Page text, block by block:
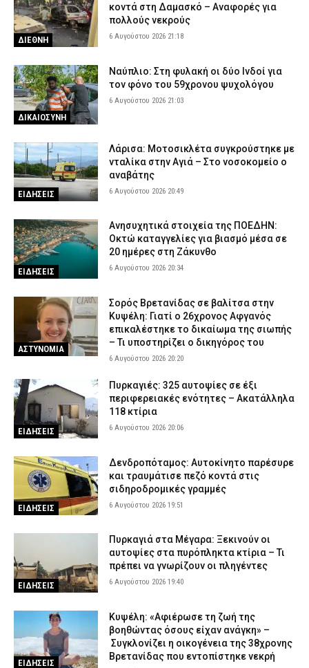
ΕΙΔΗΣΕΙΣ 6 Αυγούστου 2026 14:58
ΔΙΕΘΝΗ
κοντά στη Δαμασκό – Αναφορές για
πολλούς νεκρούς
6 Αυγούστου 2026 21:18
ΔΙΚΑΙΟΣΥΝΗ
Ναύπλιο: Στη φυλακή οι δύο Ινδοί για
τον φόνο του 59χρονου ψυχολόγου
6 Αυγούστου 2026 21:03
ΕΙΔΗΣΕΙΣ
Λάρισα: Μοτοσικλέτα συγκρούστηκε με
νταλίκα στην Αγιά – Στο νοσοκομείο ο
αναβάτης
6 Αυγούστου 2026 20:49
ΕΙΔΗΣΕΙΣ
Ανησυχητικά στοιχεία της ΠΟΕΔΗΝ:
Οκτώ καταγγελίες για βιασμό μέσα σε
20 ημέρες στη Ζάκυνθο
6 Αυγούστου 2026 20:34
ΑΣΤΥΝΟΜΙΑ
Σορός Βρετανίδας σε βαλίτσα στην
Κυψέλη: Γιατί ο 26χρονος Αφγανός
επικαλέστηκε το δικαίωμα της σιωπής
– Τι υποστηρίζει ο δικηγόρος του
6 Αυγούστου 2026 20:20
ΕΙΔΗΣΕΙΣ
Πυρκαγιές: 325 αυτοψίες σε έξι
περιφερειακές ενότητες – Ακατάλληλα
118 κτίρια
6 Αυγούστου 2026 20:06
ΕΙΔΗΣΕΙΣ
Δενδροπόταμος: Αυτοκίνητο παρέσυρε
και τραυμάτισε πεζό κοντά στις
σιδηροδρομικές γραμμές
6 Αυγούστου 2026 19:51
ΕΙΔΗΣΕΙΣ
Πυρκαγιά στα Μέγαρα: Ξεκινούν οι
αυτοψίες στα πυρόπληκτα κτίρια – Τι
πρέπει να γνωρίζουν οι πληγέντες
6 Αυγούστου 2026 19:40
ΕΙΔΗΣΕΙΣ
Κυψέλη: «Αφιέρωσε τη ζωή της
βοηθώντας όσους είχαν ανάγκη» –
Συγκλονίζει η οικογένεια της 38χρονης
Βρετανίδας που εντοπίστηκε νεκρή